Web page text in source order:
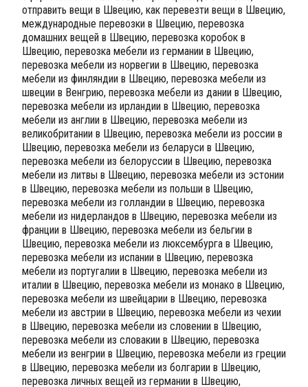
отправить вещи в Швецию, как перевезти вещи в Швецию,
международные перевозки в Швецию, перевозка
домашних вещей в Швецию, перевозка коробок в
Швецию, перевозка мебели из германии в Швецию,
перевозка мебели из норвегии в Швецию, перевозка
мебели из финляндии в Швецию, перевозка мебели из
швеции в Венгрию, перевозка мебели из дании в Швецию,
перевозка мебели из ирландии в Швецию, перевозка
мебели из англии в Швецию, перевозка мебели из
великобритании в Швецию, перевозка мебели из россии в
Швецию, перевозка мебели из беларуси в Швецию,
перевозка мебели из белоруссии в Швецию, перевозка
мебели из литвы в Швецию, перевозка мебели из эстонии
в Швецию, перевозка мебели из польши в Швецию,
перевозка мебели из голландии в Швецию, перевозка
мебели из нидерландов в Швецию, перевозка мебели из
франции в Швецию, перевозка мебели из бельгии в
Швецию, перевозка мебели из люксембурга в Швецию,
перевозка мебели из испании в Швецию, перевозка
мебели из португалии в Швецию, перевозка мебели из
италии в Швецию, перевозка мебели из монако в Швецию,
перевозка мебели из швейцарии в Швецию, перевозка
мебели из австрии в Швецию, перевозка мебели из чехии
в Швецию, перевозка мебели из словении в Швецию,
перевозка мебели из словакии в Швецию, перевозка
мебели из венгрии в Швецию, перевозка мебели из греции
в Швецию, перевозка мебели из болгарии в Швецию,
перевозка личных вещей из германии в Швецию,